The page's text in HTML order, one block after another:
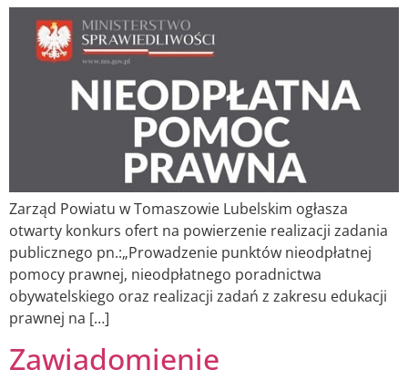
Zarząd Powiatu w Tomaszowie Lubelskim ogłasza
otwarty konkurs ofert na powierzenie realizacji zadania
publicznego pn.:„Prowadzenie punktów nieodpłatnej
pomocy prawnej, nieodpłatnego poradnictwa
obywatelskiego oraz realizacji zadań z zakresu edukacji
prawnej na […]
Zawiadomienie